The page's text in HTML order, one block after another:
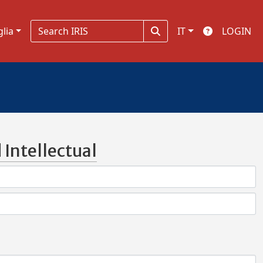
IT LOGIN
Intellectual